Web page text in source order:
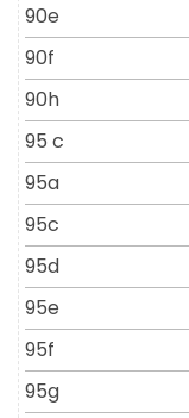
90e
90f
90h
95 c
95a
95c
95d
95e
95f
95g